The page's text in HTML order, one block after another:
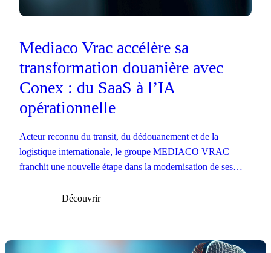
Mediaco Vrac accélère sa
transformation douanière avec
Conex : du SaaS à l’IA
opérationnelle
Acteur reconnu du transit, du dédouanement et de la
logistique internationale, le groupe MEDIACO VRAC
franchit une nouvelle étape dans la modernisation de ses
Découvrir